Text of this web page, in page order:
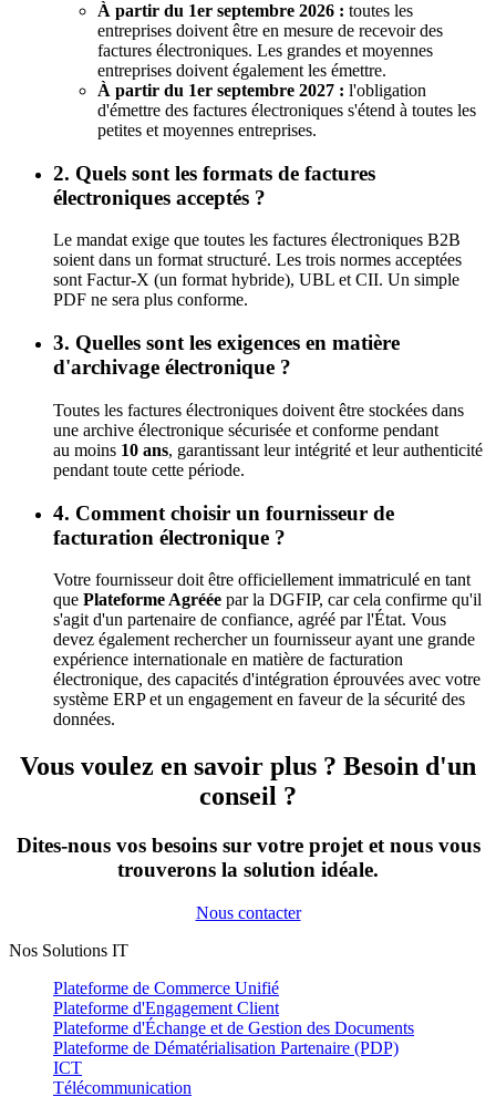
À partir du 1er septembre 2026 : toutes les
entreprises doivent être en mesure de recevoir des
factures électroniques. Les grandes et moyennes
entreprises doivent également les émettre.
À partir du 1er septembre 2027 : l'obligation
d'émettre des factures électroniques s'étend à toutes les
petites et moyennes entreprises.
2. Quels sont les formats de factures
électroniques acceptés ?
Le mandat exige que toutes les factures électroniques B2B
soient dans un format structuré. Les trois normes acceptées
sont Factur-X (un format hybride), UBL et CII. Un simple
PDF ne sera plus conforme.
3. Quelles sont les exigences en matière
d'archivage électronique ?
Toutes les factures électroniques doivent être stockées dans
une archive électronique sécurisée et conforme pendant
au moins 10 ans, garantissant leur intégrité et leur authenticité
pendant toute cette période.
4. Comment choisir un fournisseur de
facturation électronique ?
Votre fournisseur doit être officiellement immatriculé en tant
que Plateforme Agréée par la DGFIP, car cela confirme qu'il
s'agit d'un partenaire de confiance, agréé par l'État. Vous
devez également rechercher un fournisseur ayant une grande
expérience internationale en matière de facturation
électronique, des capacités d'intégration éprouvées avec votre
système ERP et un engagement en faveur de la sécurité des
données.
Vous voulez en savoir plus ? Besoin d'un
conseil ?
Dites-nous vos besoins sur votre projet et nous vous
trouverons la solution idéale.
Nous contacter
Nos Solutions IT
Plateforme de Commerce Unifié
Plateforme d'Engagement Client
Plateforme d'Échange et de Gestion des Documents
Plateforme de Dématérialisation Partenaire (PDP)
ICT
Télécommunication